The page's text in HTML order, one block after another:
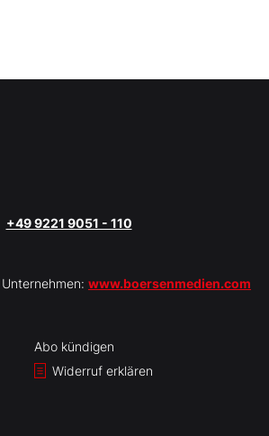
+49 9221 9051 - 110
www.boersenmedien.com
Abo kündigen
Widerruf erklären